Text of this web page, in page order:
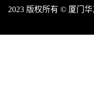
2023 版权所有 © 厦门